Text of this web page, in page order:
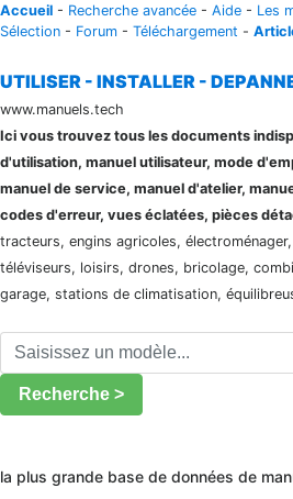
Accueil - Recherche avancée - Aide - Les
Sélection - Forum - Téléchargement -
UTILISER - INSTALLER -
www.manuels.tech
Ici vous trouvez tous les documents
d'utilisation, manuel utilisateur, mode
manuel de service, manuel d'atelier,
codes d'erreur, vues éclatées, pièces
tracteurs, engins agricoles,
téléviseurs, loisirs, drones, bricolage,
garage, stations de climatisation,
Recherche >
la plus grande base de données de